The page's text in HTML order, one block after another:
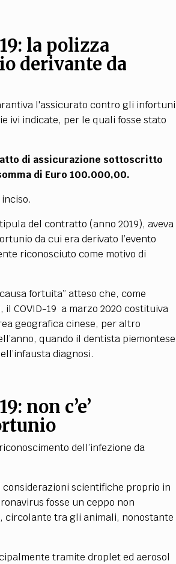
la polizza
derivante da
l'assicurato contro gli infortuni
ivi indicate, per le quali fosse stato
di assicurazione sottoscritto
di Euro 100.000,00.
del contratto (anno 2019), aveva
da cui era derivato l’evento
riconosciuto come motivo di
fortuita” atteso che, come
il COVID-19 a marzo 2020 costituiva
geografica cinese, per altro
quando il dentista piemontese
diagnosi.
non c’e’
dell’infezione da
scientifiche proprio in
fosse un ceppo non
circolante tra gli animali, nonostante
tramite droplet ed aerosol